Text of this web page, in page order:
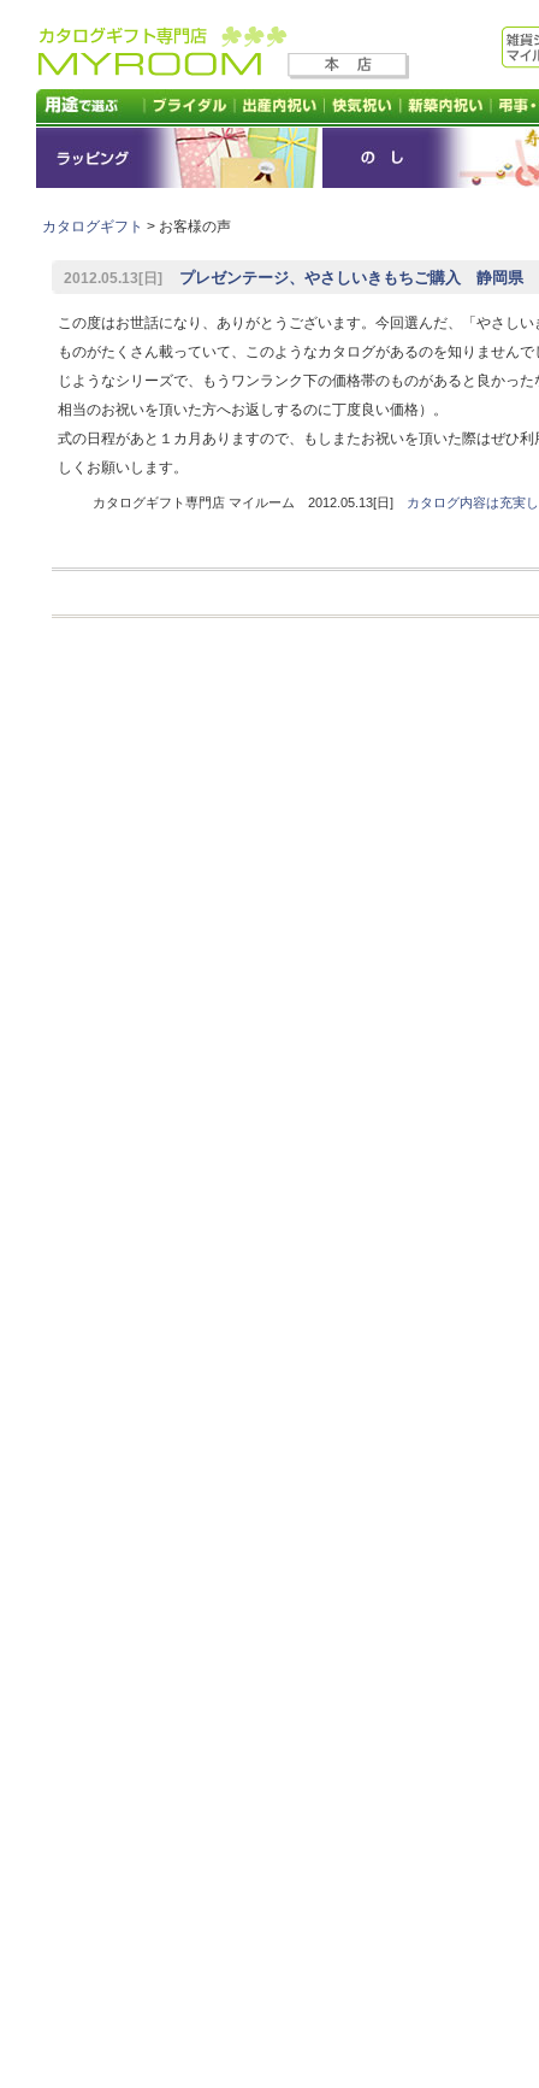
カタログギフト > お客様の声
2012.05.13[日] プレゼンテージ、やさしいきもちご購入 静岡県
この度はお世話になり、ありがとうございます。今回選んだ、「やさし
ものがたくさん載っていて、このようなカタログがあるのを知りません
じようなシリーズで、もうワンランク下の価格帯のものがあると良かっ
相当のお祝いを頂いた方へお返しするのに丁度良い価格）。
式の日程があと１カ月ありますので、もしまたお祝いを頂いた際はぜひ
しくお願いします。
カタログギフト専門店 マイルーム 2012.05.13[日] カタログ内容は充実